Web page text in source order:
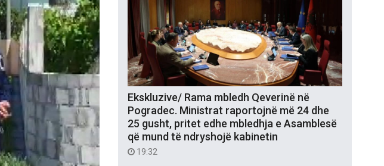
Ekskluzive/ Rama mbledh Qeverinë në
Pogradec. Ministrat raportojnë më 24 dhe
25 gusht, pritet edhe mbledhja e Asamblesë
që mund të ndryshojë kabinetin
19:32